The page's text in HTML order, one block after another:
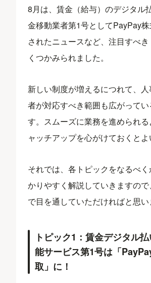
8月は、賃金（給与）のデジタル
金移動業者第1号としてPayPay
されたニュースなど、注目すべ
くつかみられました。
新しい制度が増えるにつれて、
者が対応すべき範囲も広がってい
す。スムーズに業務を進められ
ャッチアップを心がけておくとよ
それでは、各トピックをなるべ
かりやすく解説していきますので
で目を通していただければと思い
トピック1：賃金デジタル
能サービス第1号は「
取」に！